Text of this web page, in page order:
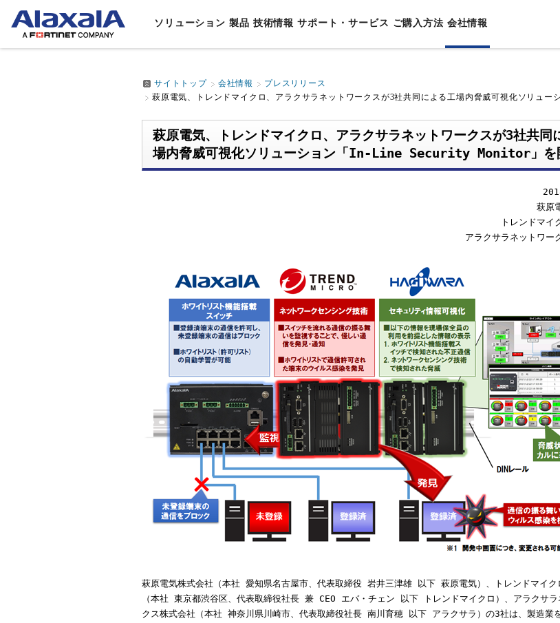
ソリューション
ソリューション
ソリューションTOP
業種・⽤途別ソリューション
企業
文教
⾃治体
IoT
運⽤管理
⾼信頼
省電⼒
製品
スイッチ
アプライアンス
無線LAN製品
技術情報
製品マニュアル
設定例/システム構築ガイド
他社相互接続情報
ネットワーク⽤語
サポート・サービス
サポート・サービス
サポート・サービスTOP
製品サポート
ALAXALAネットワークサービス
ALAXALAメンテナンスサービス
8年保証サービス
ご購⼊⽅法 会社情報
代表取締役挨拶
企業理念
事業内容
サイトトップ 会社情報
プレスリリース
萩原電気、トレンドマイクロ、アラクサラネットワークスが3社共同による工場内脅威可視化ソリュー
萩原電気、トレンドマイクロ、アラクサラネットワークスが3社共同
場内脅威可視化ソリューション「In-Line Security Monitor」を
萩原
トレンドマイ
アラクサラネットワー
萩原電気株式会社（本社 愛知県名古屋市、代表取締役 岩井三津雄 以下 萩原電気）、トレンドマイク
（本社 東京都渋谷区、代表取締役社長 兼 CEO エバ・チェン 以下 トレンドマイクロ）、アラクサラ
クス株式会社（本社 神奈川県川崎市、代表取締役社長 南川育穂 以下 アラクサラ）の3社は、製造業